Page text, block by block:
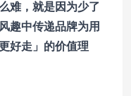
难，就是因为少了
趣中传递品牌为用
好走」的价值理